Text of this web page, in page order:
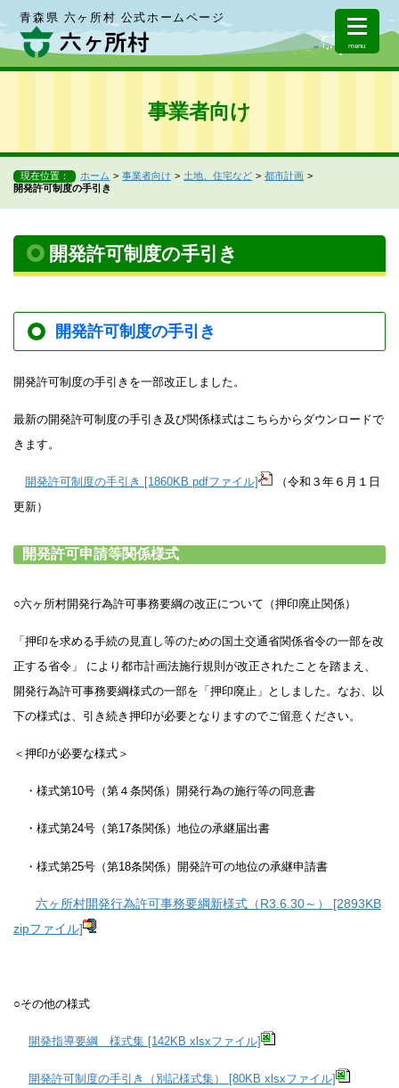
青森県 六ヶ所村 公式ホームページ
menu
事業者向け
現在位置： ホーム 事業者向け 土地、住宅など
都市計画
開発許可制度の手引き
開発許可制度の手引き
開発許可制度の手引き
開発許可制度の手引きを一部改正しました。
最新の開発許可制度の手引き及び関係様式はこちらからダウンロードで
きます。
開発許可制度の手引き [1860KB pdfファイル]
（令和３年６月１日
更新）
開発許可申請等関係様式
○六ヶ所村開発行為許可事務要綱の改正について（押印廃止関係）
「押印を求める手続の見直し等のための国土交通省関係省令の一部を改
正する省令」 により都市計画法施行規則が改正されたことを踏まえ、
開発行為許可事務要綱様式の一部を「押印廃止」と しました。なお、以
下の様式は、引き続き押印が必要となりますのでご留意ください。
＜押印が必要な様式＞
・様式第10号（第４条関係）開発行為の施行等の同意書
・様式第24号（第17条関係）地位の承継届出書
・様式第25号（第18条関係）開発許可の地位の承継申請書
六ヶ所村開発行為許可事務要綱新様式（R3.6.30～） [2893KB
zipファイル]
○その他の様式
開発指導要綱＿様式集 [142KB xlsxファイル]
開発許可制度の手引き（別記様式集） [80KB xlsxファイル]